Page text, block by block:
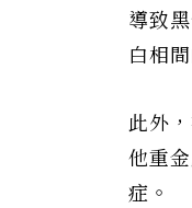
導致
白相
此外
他重
症。